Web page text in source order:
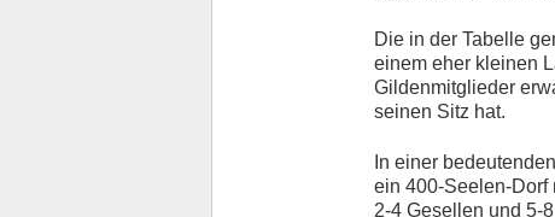
Die in der Tabelle
einem eher kleinen
Gildenmitglieder
seinen Sitz hat.
In einer
ein 400-Seelen-Dorf
2-4 Gesellen und 5-